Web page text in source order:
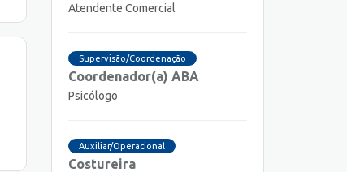
Atendente Comercial
Supervisão/Coordenação
Coordenador(a) ABA
Psicólogo
Auxiliar/Operacional
Costureira